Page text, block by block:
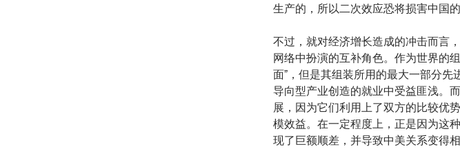
生产的，所以二次效应恐将损害中国的
不过，就对经济增长造成的冲击而言
网络中扮演的互补角色。作为世界的
面”，但是其组装所用的最大一部分
导向型产业创造的就业中受益匪浅。
展，因为它们利用上了双方的比较优
模效益。在一定程度上，正是因为这
现了巨额顺差，并导致中美关系变得